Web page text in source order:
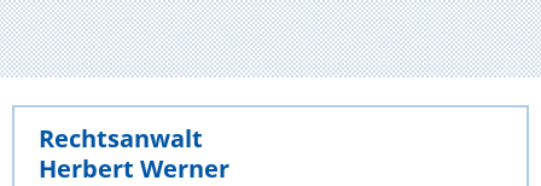
Rechtsanwalt
Herbert Werner